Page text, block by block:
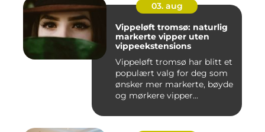
03. aug
Vippeløft tromsø: naturlig
markerte vipper uten
vippeekstensions
Vippeløft tromsø har blitt et
populært valg for deg som
ønsker mer markerte, bøyde
og mørkere vipper...